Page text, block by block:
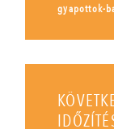
gyapottok-